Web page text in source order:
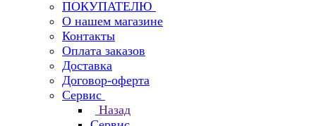
ПОКУПАТЕЛЮ
О нашем магазине
Контакты
Оплата заказов
Доставка
Договор-оферта
Сервис
Назад